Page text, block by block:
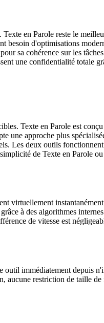
en Parole reste le
d'optimisations
sa cohérence sur les
une confidentialité totale
Texte en Parole est
une approche plus
Les deux outils
de Texte en Parole ou
virtuellement
à des algorithmes
de vitesse est
immédiatement depuis
aucune restriction de taille